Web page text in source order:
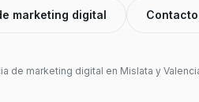
marketing digital Contacto
de marketing digital en Mislata y